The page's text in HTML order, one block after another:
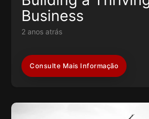
Business
2 anos atrás
Consulte Mais Informação